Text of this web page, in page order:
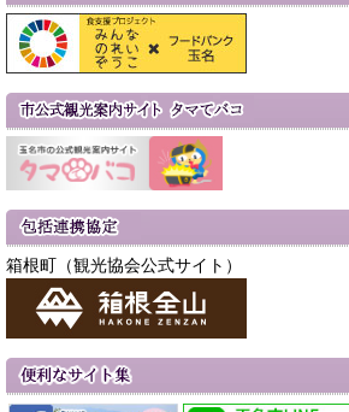
箱根町（観光協会公式サイト）